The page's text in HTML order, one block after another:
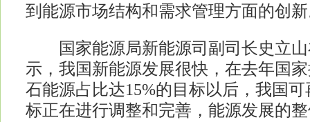
到能源市场结构和需求管理方面的创
国家能源局新能源司副司长史立山
示，我国新能源发展很快，在去年国
石能源占比达15%的目标以后，我国
标正在进行调整和完善，能源发展的